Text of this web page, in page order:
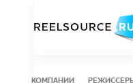
КОМПАНИИ